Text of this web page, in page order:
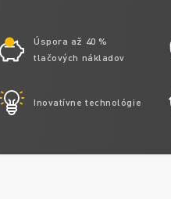
Úspora až 40 %
tlačových nákladov
Inovatívne technológie